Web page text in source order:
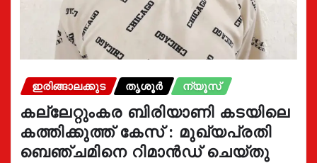
ഇരിങ്ങാലക്കുട തൃശൂർ ന്യൂസ്
കല്ലേറ്റുംകര ബിരിയാണി കടയിലെ
കത്തിക്കുത്ത് കേസ് : മുഖ്യപ്രതി
ബെഞ്ചമിനെ റിമാൻഡ് ചെയ്തു